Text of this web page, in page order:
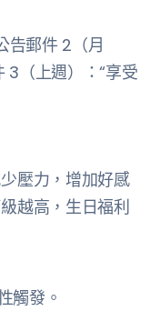
告郵件 2（月
3（上週）：“享受
壓力，增加好感
越高，生日福利
觸發。